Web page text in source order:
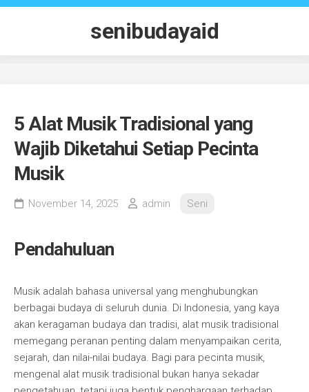
Skip
senibudayaid
5 Alat Musik Tradisional yang
Wajib Diketahui Setiap Pecinta
Musik
November 14, 2025 admin Seni
Pendahuluan
Musik adalah bahasa universal yang menghubungkan
berbagai budaya di seluruh dunia. Di Indonesia, yang kaya
akan keragaman budaya dan tradisi, alat musik tradisional
memegang peranan penting dalam menyampaikan cerita,
sejarah, dan nilai-nilai budaya. Bagi para pecinta musik,
mengenal alat musik tradisional bukan hanya sekadar